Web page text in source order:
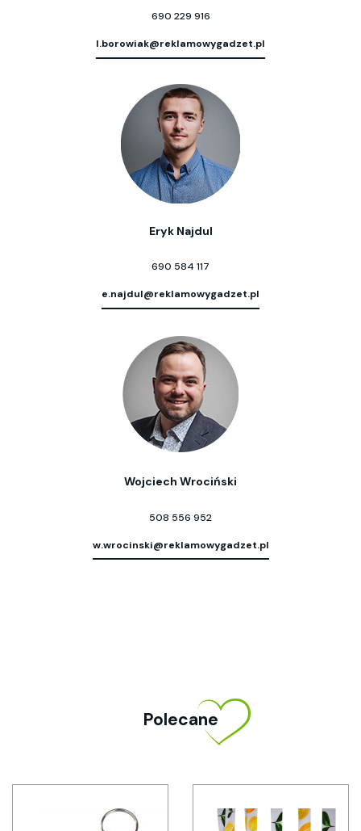
690 229 916
l.borowiak@reklamowygadzet.pl
Eryk Najdul
690 584 117
e.najdul@reklamowygadzet.pl
Wojciech Wrociński
508 556 952
w.wrocinski@reklamowygadzet.pl
Polecane